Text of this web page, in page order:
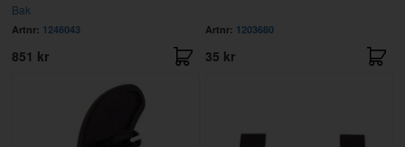
Bak
Artnr: 1246043
851 kr
Artnr: 1203680
35 kr